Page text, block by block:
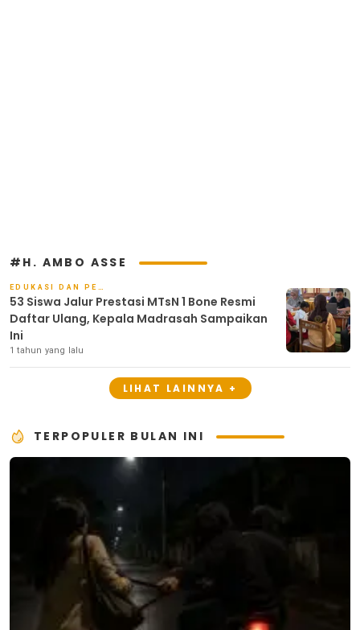
#H. AMBO ASSE
EDUKASI DAN PENDIDIKAN
53 Siswa Jalur Prestasi MTsN 1 Bone Resmi
Daftar Ulang, Kepala Madrasah Sampaikan
Ini
1 tahun yang lalu
LIHAT LAINNYA +
TERPOPULER BULAN INI